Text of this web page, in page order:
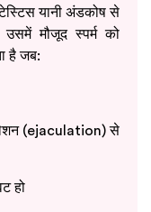
यानी अंडकोष से
मौजूद स्पर्म को
है जब:
(ejaculation) से
हो